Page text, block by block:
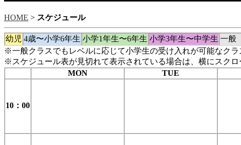
HOME > スケジュール
幼児 4歳〜小学6年生 小学1年生〜6年生 小学3年生〜中学生 一般
※一般クラスでもレベルに応じて小学生の受け入れが可能なク
※スケジュール表が見切れて表示されている場合は、横にスクロ
MON
TUE
10：00